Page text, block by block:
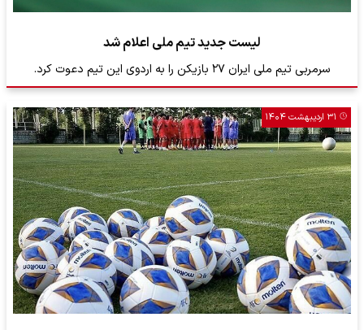
لیست جدید تیم ملی اعلام شد
سرمربی تیم ملی ایران ۲۷ بازیکن را به اردوی این تیم دعوت کرد.
۳۱ اردیبهشت ۱۴۰۴